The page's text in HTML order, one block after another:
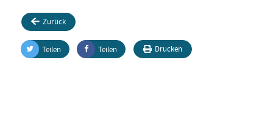
Zurück
Teilen Teilen Drucken